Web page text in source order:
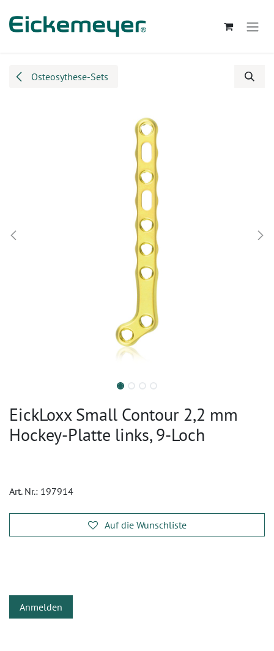
Osteosythese-Sets
EickLoxx Small Contour 2,2 mm
Hockey-Platte links, 9-Loch
Art. Nr.: 197914
Auf die Wunschliste
Anmelden